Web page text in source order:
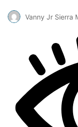
Vanny Jr Sierra